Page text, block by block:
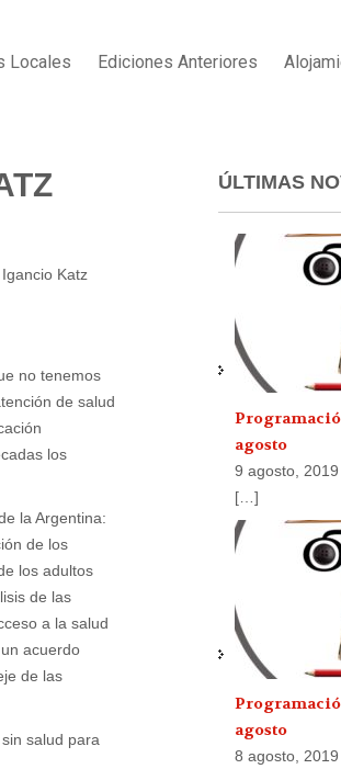
Locales Ediciones Anteriores
Katz
no tenemos
de salud
los
la Argentina:
de los
los adultos
de las
a la salud
acuerdo
de las
salud para
ÚLTIMAS
agosto
9 agosto, 2019
[…]
agosto
8 agosto, 2019